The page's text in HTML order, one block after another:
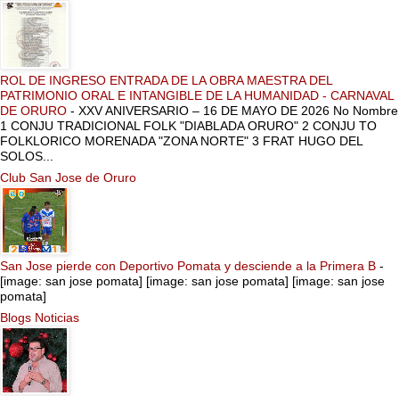
ROL DE INGRESO ENTRADA DE LA OBRA MAESTRA DEL
PATRIMONIO ORAL E INTANGIBLE DE LA HUMANIDAD - CARNAVAL
DE ORURO - XXV ANIVERSARIO – 16 DE MAYO DE 2026 No Nombre
1 CONJU TRADICIONAL FOLK "DIABLADA ORURO" 2 CONJU TO
FOLKLORICO MORENADA "ZONA NORTE" 3 FRAT HUGO DEL
SOLOS...
Club San Jose de Oruro
San Jose pierde con Deportivo Pomata y desciende a la Primera B -
[image: san jose pomata] [image: san jose pomata] [image: san jose
pomata]
Blogs Noticias